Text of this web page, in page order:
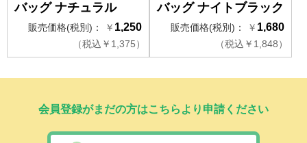
バッグ ナチュラル
販売価格(税別)： ￥ 1,250
（税込 ￥ 1,375）
バッグ ナイトブラック
販売価格(税別)： ￥ 1,680
（税込 ￥ 1,848）
会員登録がまだの方はこちらより申請ください